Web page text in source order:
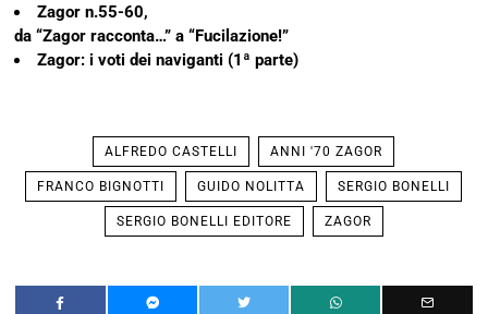
Zagor n.55-60,
da “Zagor racconta…” a “Fucilazione!”
Zagor: i voti dei naviganti (1ª parte)
ALFREDO CASTELLI ANNI '70 ZAGOR
FRANCO BIGNOTTI GUIDO NOLITTA SERGIO BONELLI
SERGIO BONELLI EDITORE ZAGOR